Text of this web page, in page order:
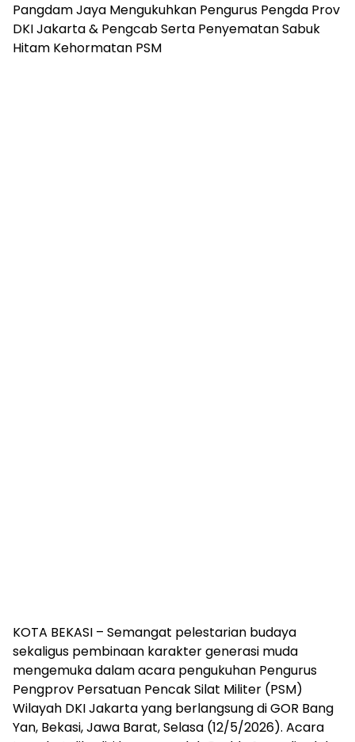
Pangdam Jaya Mengukuhkan Pengurus Pengda Prov
DKI Jakarta & Pengcab Serta Penyematan Sabuk
Hitam Kehormatan PSM
KOTA BEKASI – Semangat pelestarian budaya
sekaligus pembinaan karakter generasi muda
mengemuka dalam acara pengukuhan Pengurus
Pengprov Persatuan Pencak Silat Militer (PSM)
Wilayah DKI Jakarta yang berlangsung di GOR Bang
Yan, Bekasi, Jawa Barat, Selasa (12/5/2026). Acara